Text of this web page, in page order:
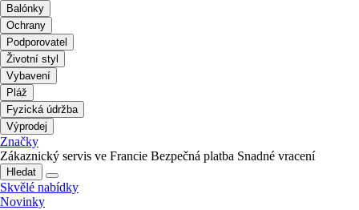
Balónky
Ochrany
Podporovatel
Životní styl
Vybavení
Pláž
Fyzická údržba
Výprodej
Značky
Zákaznický servis ve Francie Bezpečná platba Snadné vracení
Hledat
Skvělé nabídky
Novinky